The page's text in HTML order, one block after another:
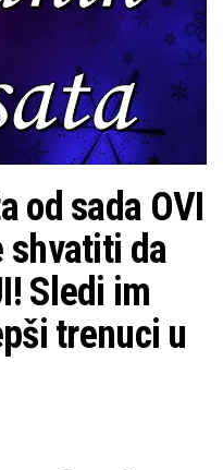
od sada OVI
shvatiti da
Sledi im
trenuci u